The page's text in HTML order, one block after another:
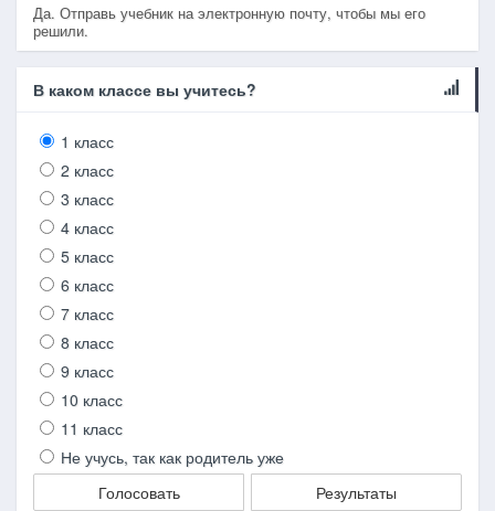
Да. Отправь учебник на электронную почту, чтобы мы его
решили.
В каком классе вы учитесь?
1 класс
2 класс
3 класс
4 класс
5 класс
6 класс
7 класс
8 класс
9 класс
10 класс
11 класс
Не учусь, так как родитель уже
Голосовать
Результаты